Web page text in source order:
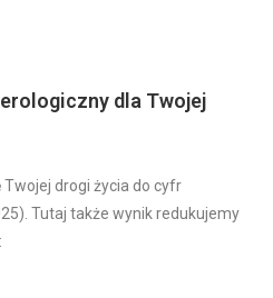
dla Twojej
drogi życia do cyfr
Tutaj także wynik redukujemy